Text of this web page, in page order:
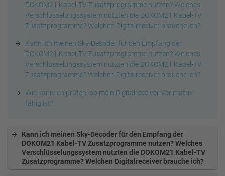
DOKOM21 Kabel-TV Zusatzprogramme nutzen? Welches
Verschlüsselungssystem nutzten die DOKOM21 Kabel-TV
Zusatzprogramme? Welchen Digitalreceiver brauche ich?
Kann ich meinen Sky-Decoder für den Empfang der
DOKOM21 Kabel-TV Zusatzprogramme nutzen? Welches
Verschlüsselungssystem nutzten die DOKOM21 Kabel-TV
Zusatzprogramme? Welchen Digitalreceiver brauche ich?
Wie kann ich prüfen, ob mein Digitalreceiver Verimatrix-
fähig ist?
Kann ich meinen Sky-Decoder für den Empfang der
DOKOM21 Kabel-TV Zusatzprogramme nutzen? Welches
Verschlüsselungssystem nutzten die DOKOM21 Kabel-TV
Zusatzprogramme? Welchen Digitalreceiver brauche ich?